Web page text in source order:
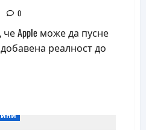
0
Apple може да пусне
реалност до